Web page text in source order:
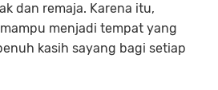
dan remaja. Karena itu,
menjadi tempat yang
kasih sayang bagi setiap